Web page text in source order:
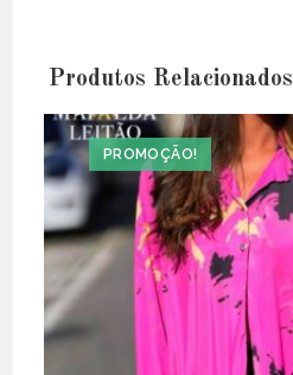
Produtos Relacionados
PROMOÇÃO!